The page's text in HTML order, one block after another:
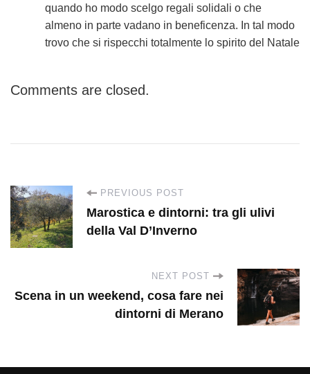
quando ho modo scelgo regali solidali o che
almeno in parte vadano in beneficenza. In tal modo
trovo che si rispecchi totalmente lo spirito del Natale
Comments are closed.
P
o
PREVIOUS POST
Marostica e dintorni: tra gli ulivi
della Val D’Inverno
NEXT POST
Scena in un weekend, cosa fare nei
dintorni di Merano